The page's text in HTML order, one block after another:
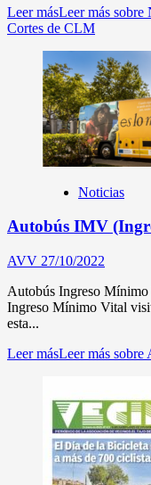
Leer másLeer más sobre
Cortes de CLM
Noticias
Autobús IMV
AVV 27/10/2022
Autobús Ingreso
Ingreso Mínimo Vital
esta...
Leer másLeer más